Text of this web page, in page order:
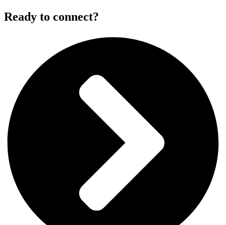
Ready to connect?